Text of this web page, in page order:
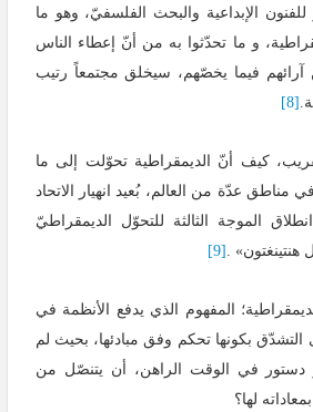
الإبداعية والبحث الفلسفيّ، وهو ما
و ما تحدّثوا به من أنّ إعطاء الناس
آرائهم فيما يخصّهم، سيخلق مجتمعاً رتيب
[8]
كيف أنّ الديمقراطية تحوّلت إلى ما
مناطق عدّة من العالم، بُعيد انهيار الاتحاد
الموجة الثالثة للتحوّل الديمقراطيّ
.
[9]
المفهوم الذي يدفع الأنظمة في
التشدّق بكونها تحكم وفق مبادئها، بحيث لم
دستور في الوقت الراهن، أن يتنصّل من
لها؟